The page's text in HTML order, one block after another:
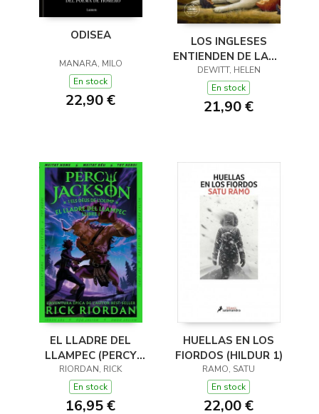
ODISEA
MANARA, MILO
En stock
22,90 €
LOS INGLESES
ENTIENDEN DE LANA
(Y OTROS TRUCOS)
DEWITT, HELEN
En stock
21,90 €
EL LLADRE DEL
LLAMPEC (PERCY
JACKSON I ELS DÉUS
DE L'OLIMP 1)
RIORDAN, RICK
En stock
16,95 €
HUELLAS EN LOS
FIORDOS (HILDUR 1)
RAMO, SATU
En stock
22,00 €